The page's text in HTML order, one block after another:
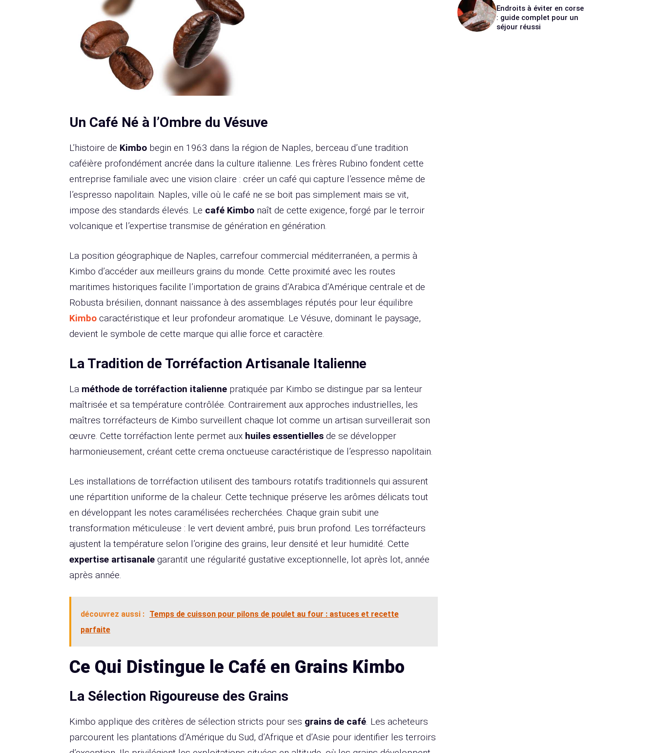
Un Café Né à l’Ombre du Vésuve
L’histoire de Kimbo begin en 1963 dans la région de Naples, berceau d’une tradition
caféière profondément ancrée dans la culture italienne. Les frères Rubino fondent cette
entreprise familiale avec une vision claire : créer un café qui capture l’essence même de
l’espresso napolitain. Naples, ville où le café ne se boit pas simplement mais se vit,
impose des standards élevés. Le café Kimbo naît de cette exigence, forgé par le terroir
volcanique et l’expertise transmise de génération en génération.
La position géographique de Naples, carrefour commercial méditerranéen, a permis à
Kimbo d’accéder aux meilleurs grains du monde. Cette proximité avec les routes
maritimes historiques facilite l’importation de grains d’Arabica d’Amérique centrale et de
Robusta brésilien, donnant naissance à des assemblages réputés pour leur équilibre
Kimbo caractéristique et leur profondeur aromatique. Le Vésuve, dominant le paysage,
devient le symbole de cette marque qui allie force et caractère.
La Tradition de Torréfaction Artisanale Italienne
La méthode de torréfaction italienne pratiquée par Kimbo se distingue par sa lenteur
maîtrisée et sa température contrôlée. Contrairement aux approches industrielles, les
maîtres torréfacteurs de Kimbo surveillent chaque lot comme un artisan surveillerait son
œuvre. Cette torréfaction lente permet aux huiles essentielles de se développer
harmonieusement, créant cette crema onctueuse caractéristique de l’espresso napolitain.
Les installations de torréfaction utilisent des tambours rotatifs traditionnels qui assurent
une répartition uniforme de la chaleur. Cette technique préserve les arômes délicats tout
en développant les notes caramélisées recherchées. Chaque grain subit une
transformation méticuleuse : le vert devient ambré, puis brun profond. Les torréfacteurs
ajustent la température selon l’origine des grains, leur densité et leur humidité. Cette
expertise artisanale garantit une régularité gustative exceptionnelle, lot après lot, année
après année.
découvrez aussi : Temps de cuisson pour pilons de poulet au four : astuces et recette
parfaite
Ce Qui Distingue le Café en Grains Kimbo
La Sélection Rigoureuse des Grains
Kimbo applique des critères de sélection stricts pour ses grains de café. Les acheteurs
parcourent les plantations d’Amérique du Sud, d’Afrique et d’Asie pour identifier les terroirs
Endroits à éviter en corse
: guide complet pour un
séjour réussi